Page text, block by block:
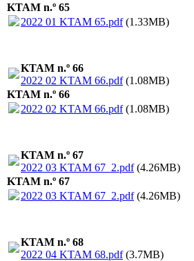
KTAM n.º 65
2022 01 KTAM 65.pdf(1.33MB)
KTAM n.º 66
2022 02 KTAM 66.pdf(1.08MB)
KTAM n.º 66
2022 02 KTAM 66.pdf(1.08MB)
KTAM n.º 67
2022 03 KTAM 67_2.pdf(4.26MB)
KTAM n.º 67
2022 03 KTAM 67_2.pdf(4.26MB)
KTAM n.º 68
2022 04 KTAM 68.pdf(3.7MB)